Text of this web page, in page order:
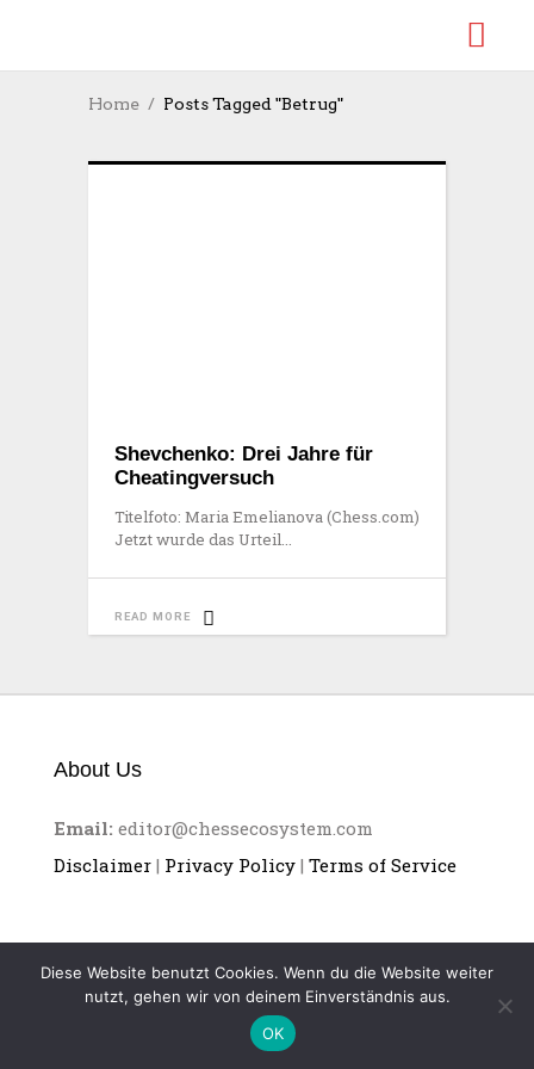
Home Posts Tagged "Betrug"
Shevchenko: Drei Jahre für
Cheatingversuch
Titelfoto: Maria Emelianova (Chess.com)
Jetzt wurde das Urteil
READ MORE
About Us
Email: editor@chessecosystem.com
Disclaimer | Privacy Policy | Terms of Service
CHESS ECOSYSTEM
Diese Website benutzt Cookies. Wenn du die Website weiter
nutzt, gehen wir von deinem Einverständnis aus.
OK